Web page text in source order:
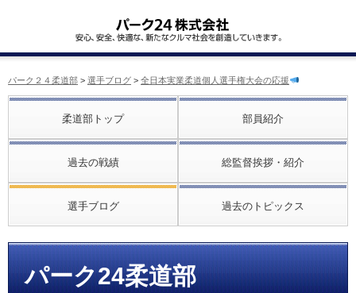
パーク２４柔道部 > 選手ブログ > 全日本実業柔道個人選手権大会の応援
柔道部トップ 部員紹介
過去の戦績 総監督挨拶・紹介
選手ブログ 過去のトピックス
パーク24柔道部